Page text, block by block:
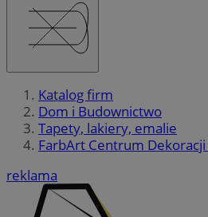
Katalog firm
Dom i Budownictwo
Tapety, lakiery, emalie
FarbArt Centrum
reklama